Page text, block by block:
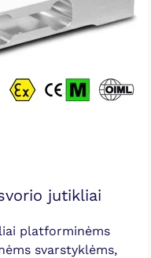
jutikliai
platforminėms
svarstyklėms,